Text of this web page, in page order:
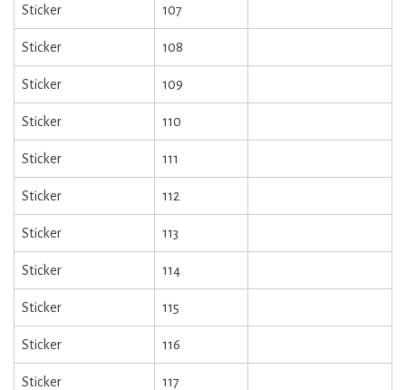
Sticker 107
Sticker 108
Sticker 109
Sticker 110
Sticker 111
Sticker 112
Sticker 113
Sticker 114
Sticker 115
Sticker 116
Sticker 117